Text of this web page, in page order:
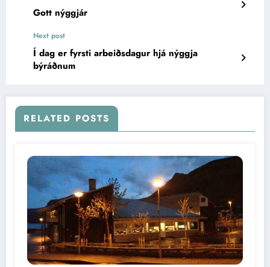
Gott nýggjár
Next post
Í dag er fyrsti arbeiðsdagur hjá nýggja
býráðnum
RELATED POSTS